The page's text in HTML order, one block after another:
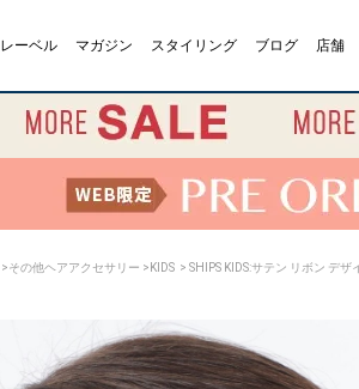
レーベル マガジン スタイリング ブログ 店舗
>その他ヘアアクセサリー > KIDS > SHIPS KIDS:サテン リボン デ